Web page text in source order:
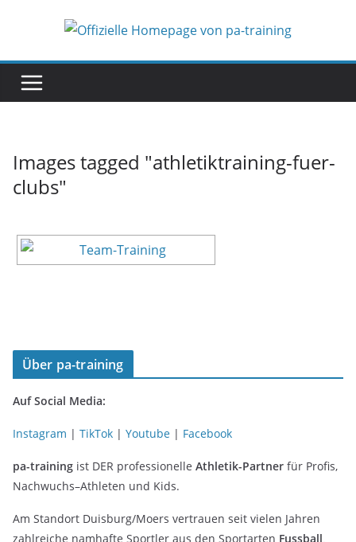
Images tagged "athletiktraining-fuer-
clubs"
Über pa-training
Auf Social Media:
Instagram | TikTok | Youtube | Facebook
pa-training ist DER professionelle Athletik-Partner für Profis,
Nachwuchs–Athleten und Kids.
Am Standort Duisburg/Moers vertrauen seit vielen Jahren
zahlreiche namhafte Sportler aus den Sportarten Fussball,